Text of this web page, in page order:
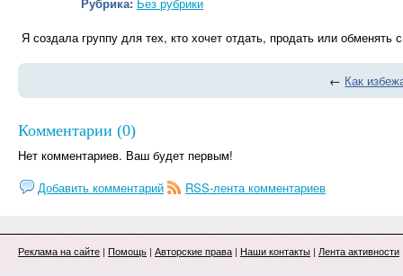
Я создала группу для тех, кто хочет отдать, продать или обменять
← Как
Комментарии (0)
Нет комментариев. Ваш будет первым!
Добавить комментарий
RSS-лента комментариев
Реклама на сайте | Помощь | Авторские права | Наши контакты | Лента активности